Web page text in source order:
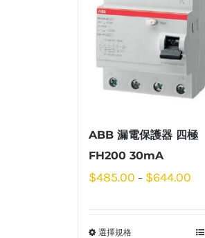
ABB 漏電保護器 四極
FH200 30mA
$485.00 – $644.00
選擇規格